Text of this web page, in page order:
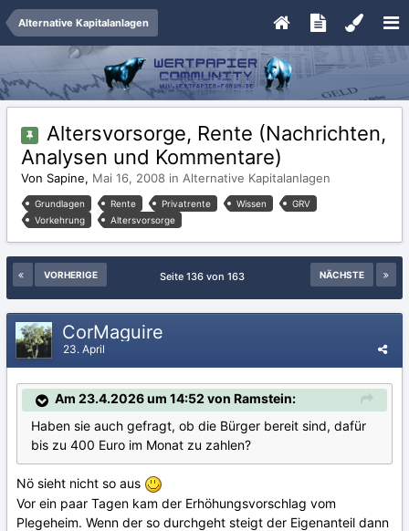
Alternative Kapitalanlagen
Altersvorsorge, Rente (Nachrichten,
Analysen und Kommentare)
Von Sapine, Mai 16, 2008 in Alternative Kapitalanlagen
Grundlagen Rente Privatrente Wissen
GRV
Vorkehrung
Altersvorsorge
VORHERIGE NÄCHSTE
Seite 136 von 163
CorMaguire
23. April
Am 23.4.2026 um 14:52 von Ramstein:
Haben sie auch gefragt, ob die Bürger bereit sind, dafür
bis zu 400 Euro im Monat zu zahlen?
Nö sieht nicht so aus
Vor ein paar Tagen kam der Erhöhungsvorschlag vom
Plegeheim. Wenn der so durchgeht steigt der Eigenanteil dann